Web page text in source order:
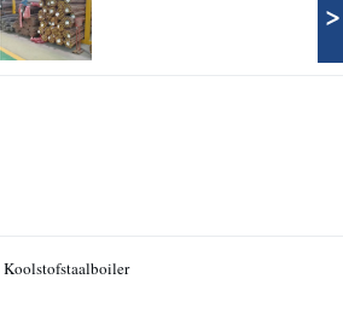
>
Koolstofstaalboiler